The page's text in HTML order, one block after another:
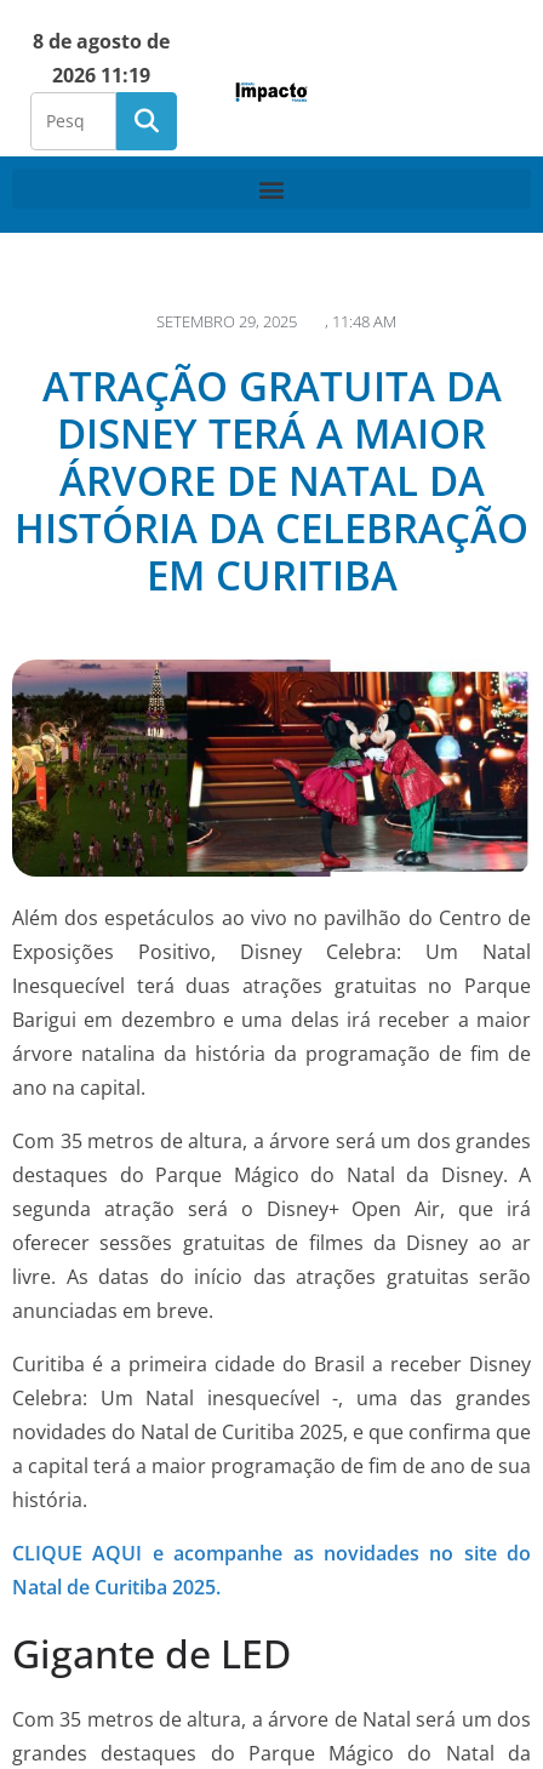
8 de agosto de
2026 11:19
SETEMBRO 29, 2025 , 11:48 AM
ATRAÇÃO GRATUITA DA
DISNEY TERÁ A MAIOR
ÁRVORE DE NATAL DA
HISTÓRIA DA CELEBRAÇÃO
EM CURITIBA
Além dos espetáculos ao vivo no pavilhão do Centro de
Exposições Positivo, Disney Celebra: Um Natal
Inesquecível terá duas atrações gratuitas no Parque
Barigui em dezembro e uma delas irá receber a maior
árvore natalina da história da programação de fim de
ano na capital.
Com 35 metros de altura, a árvore será um dos grandes
destaques do Parque Mágico do Natal da Disney. A
segunda atração será o Disney+ Open Air, que irá
oferecer sessões gratuitas de filmes da Disney ao ar
livre. As datas do início das atrações gratuitas serão
anunciadas em breve.
Curitiba é a primeira cidade do Brasil a receber Disney
Celebra: Um Natal inesquecível -, uma das grandes
novidades do Natal de Curitiba 2025, e que confirma que
a capital terá a maior programação de fim de ano de sua
história.
CLIQUE AQUI e acompanhe as novidades no site do
Natal de Curitiba 2025.
Gigante de LED
Com 35 metros de altura, a árvore de Natal será um dos
grandes destaques do Parque Mágico do Natal da